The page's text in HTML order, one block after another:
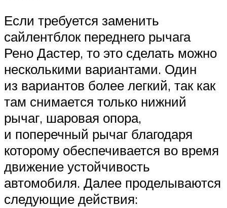
Если требуется заменить
сайлентблок переднего рычага
Рено Дастер, то это сделать можно
несколькими вариантами. Один
из вариантов более легкий, так как
там снимается только нижний
рычаг, шаровая опора,
и поперечный рычаг благодаря
которому обеспечивается во время
движение устойчивость
автомобиля. Далее проделываются
следующие действия: